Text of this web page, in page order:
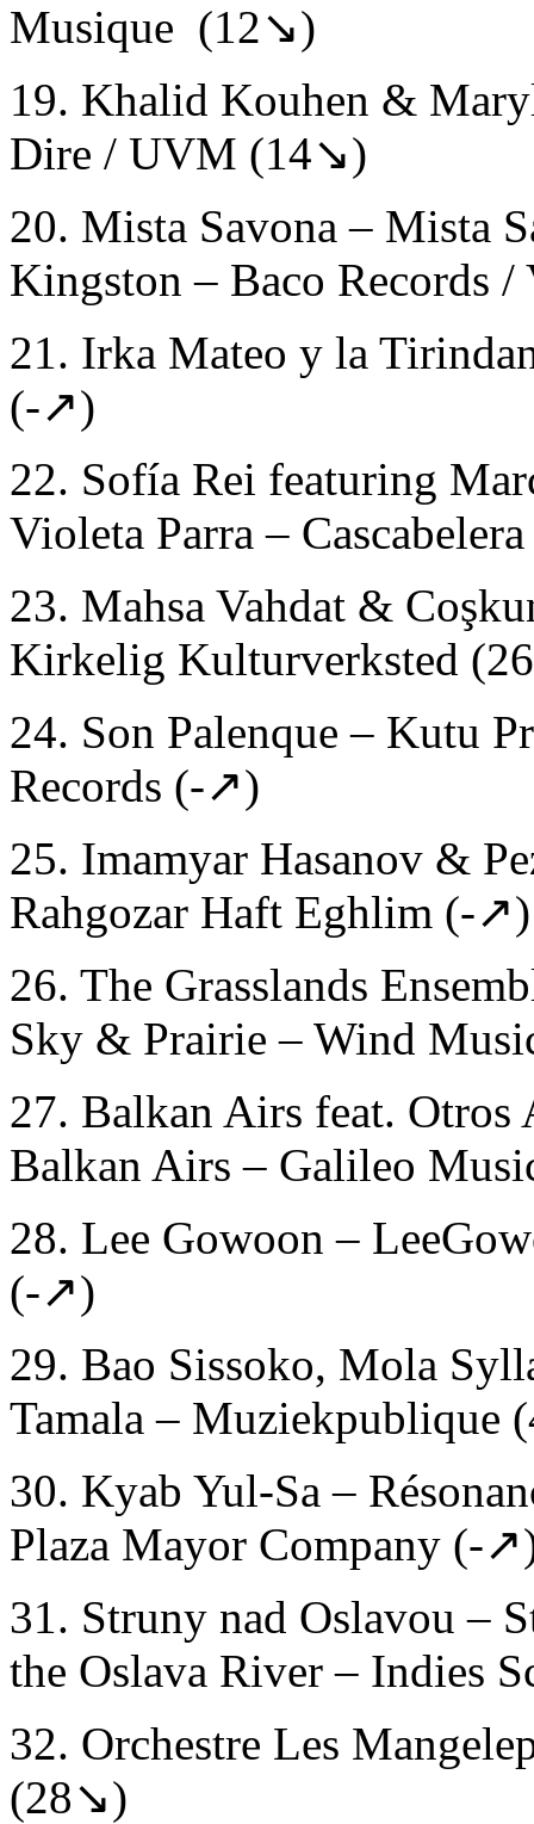
Musique (12↘)
19. Khalid Kouhen &
Dire / UVM (14↘)
20. Mista Savona – Mista
Kingston – Baco Records
21. Irka Mateo y la
(-↗)
22. Sofía Rei featuring
Violeta Parra –
23. Mahsa Vahdat &
Kirkelig Kulturverksted
24. Son Palenque – Kutu
Records (-↗)
25. Imamyar Hasanov &
Rahgozar Haft Eghlim (-↗)
26. The Grasslands
Sky & Prairie – Wind
27. Balkan Airs feat. Otros
Balkan Airs – Galileo
28. Lee Gowoon –
(-↗)
29. Bao Sissoko, Mola
Tamala – Muziekpublique
30. Kyab Yul-Sa –
Plaza Mayor Company (-
31. Struny nad Oslavou –
the Oslava River – Indies
32. Orchestre Les
(28↘)